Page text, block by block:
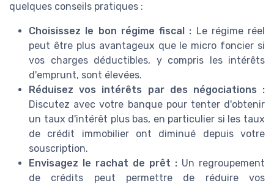
quelques conseils pratiques :
Choisissez le bon régime fiscal : Le régime réel
peut être plus avantageux que le micro foncier si
vos charges déductibles, y compris les intérêts
d'emprunt, sont élevées.
Réduisez vos intérêts par des négociations :
Discutez avec votre banque pour tenter d'obtenir
un taux d'intérêt plus bas, en particulier si les taux
de crédit immobilier ont diminué depuis votre
souscription.
Envisagez le rachat de prêt : Un regroupement
de crédits peut permettre de réduire vos